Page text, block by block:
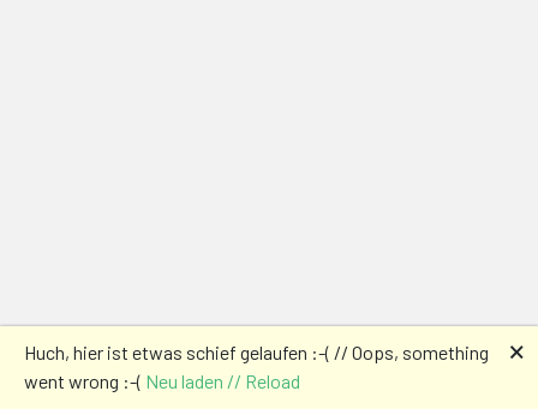
Huch, hier ist etwas schief gelaufen :-( // Oops, something
went wrong :-( Neu laden // Reload
🗙